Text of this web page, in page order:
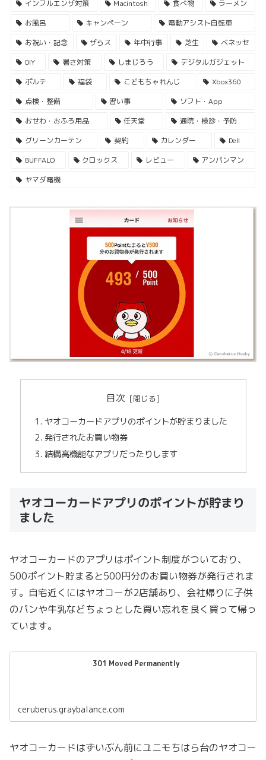
インフルエンザ対策
Macintosh 食べ物
ラーメン
お風呂
キャンペーン
電動アシスト自転車
お祝い・記念
ザらス 年中行事 芝生
ベネッセ
DIY
暑さ対策 しまじろう
デジタルガジェット
ポルテ
福袋 こどもちゃれんじ
Xbox360
点検・整備
習い事
ソフト・App
おせわ・おふろ用品
任天堂
通院・検診・予防
グリーンカーテン
契約 カレンダー
Dell
BUFFALO
クロックス レビュー
アンパンマン
ヤマダ電機
目次
ヤオコーカードアプリのポイントが貯まりました
発行されたお買い物券
結構高機能なアプリだったりします
ヤオコーカードアプリのポイントが貯まり
ました
ヤオコーカードのアプリはポイント制度がついており、
500ポイント貯まると500円分のお買い物券が発行されま
す。自宅近くにはヤオコーが2店舗あり、会社帰りに子供
のパンや牛乳などちょっとした買い忘れを良く買って帰っ
ています。
301 Moved Permanently
ceruberus.graybalance.com
ヤオコーカードはずいぶん前にユニモちはら台のヤオコー